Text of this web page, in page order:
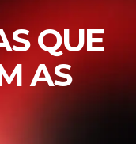
QUE
AS